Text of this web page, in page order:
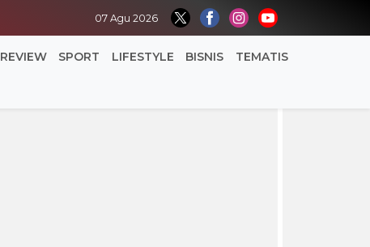
07 Agu 2026
REVIEW SPORT LIFESTYLE BISNIS TEMATIS